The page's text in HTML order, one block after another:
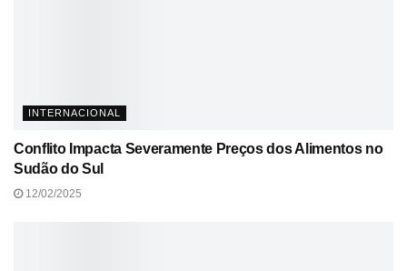
INTERNACIONAL
Conflito Impacta Severamente Preços dos Alimentos no
Sudão do Sul
12/02/2025